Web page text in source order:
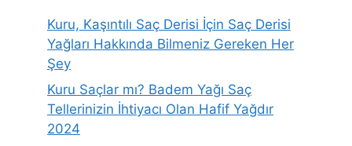
Kuru, Kaşıntılı Saç Derisi İçin Saç Derisi
Yağları Hakkında Bilmeniz Gereken Her
Şey
Kuru Saçlar mı? Badem Yağı Saç
Tellerinizin İhtiyacı Olan Hafif Yağdır
2024